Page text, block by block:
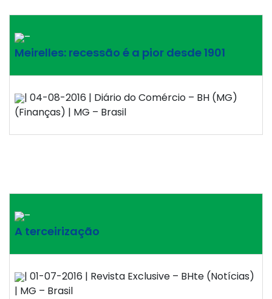
–
Meirelles: recessão é a pior desde 1901
| 04-08-2016 | Diário do Comércio – BH (MG)
(Finanças) | MG – Brasil
–
A terceirização
| 01-07-2016 | Revista Exclusive – BHte (Notícias)
| MG – Brasil